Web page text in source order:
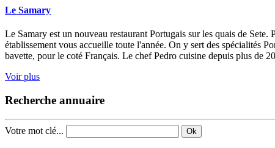
Le Samary
Le Samary est un nouveau restaurant Portugais sur les quais de
établissement vous accueille toute l'année. On y sert des spécialités
bavette, pour le coté Français. Le chef Pedro cuisine depuis plus de
Voir plus
Recherche annuaire
Votre mot clé... Ok